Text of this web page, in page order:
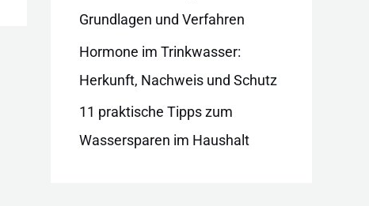
Grundlagen und Verfahren
Hormone im Trinkwasser:
Herkunft, Nachweis und Schutz
11 praktische Tipps zum
Wassersparen im Haushalt